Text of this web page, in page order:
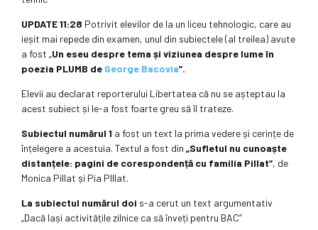
UPDATE 11:28 Potrivit elevilor de la un liceu tehnologic, care au
ieșit mai repede din examen, unul din subiectele (al treilea) avute
a fost „Un eseu despre tema și viziunea despre lume în
poezia PLUMB de George Bacovia”.
Elevii au declarat reporterului Libertatea că nu se așteptau la
acest subiect și le-a fost foarte greu să îl trateze.
Subiectul numărul 1 a fost un text la prima vedere și cerințe de
înțelegere a acestuia. Textul a fost din „Sufletul nu cunoaște
distanțele: pagini de corespondență cu familia Pillat”, de
Monica Pillat și Pia PIllat.
La subiectul numărul doi s-a cerut un text argumentativ
„Dacă lași activitățile zilnice ca să înveți pentru BAC”